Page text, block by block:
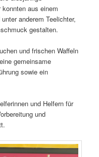
aus einem
anderem Teelichter,
gestalten.
und frischen Waffeln
gemeinsame
sowie ein
und Helfern für
und